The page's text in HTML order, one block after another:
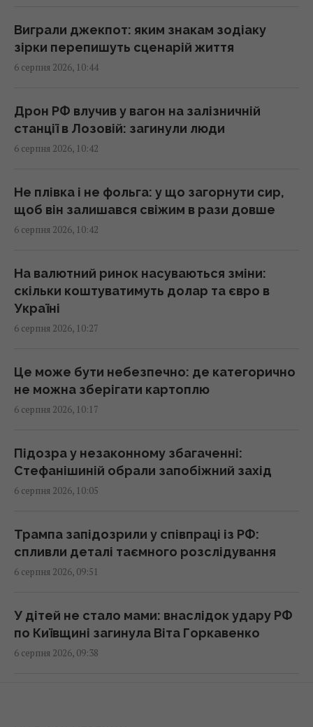
Українські дрони уразили два величезних
НПЗ в Росії: Зеленський розкрив деталі
10:42 четвер, 06 серпня 2026
Мозгова пояснила, чому не їде з України під
10:33 четвер, 06 серпня 2026
Другий урожай до холодів гарантовано:
10:30 четвер, 06 серпня 2026
У банках та обмінниках зріс євро: курс
валют на 6 серпня
Стефанішиній обрали запобіжний захід
10:21 четвер, 06 серпня 2026
Телескоп на Гаваях зафіксував нові
загадкові явища на поверхні Сонця
10:09 четвер, 06 серпня 2026
Експерт розкрив, як Україні розвʼязати
проблему нестачі ракет до Patriot
09:51 четвер, 06 серпня 2026
Найбільш стратегічна та символічна ціль: у
TWZ пояснили сенс атаки на Ан-124 у
Німеччині
Виграли джекпот: яким знакам зодіаку
зірки перепишуть сценарій життя
6 серпня 2026, 10:44
Дрон РФ влучив у вагон на залізничній
станції в Лозовій: загинули люди
6 серпня 2026, 10:42
Не плівка і не фольга: у що загорнути сир,
щоб він залишався свіжим в рази довше
6 серпня 2026, 10:42
На валютний ринок насуваються зміни:
скільки коштуватимуть долар та євро в
Україні
6 серпня 2026, 10:27
Це може бути небезпечно: де категорично
не можна зберігати картоплю
6 серпня 2026, 10:17
Підозра у незаконному збагаченні:
Стефанішиній обрали запобіжний захід
6 серпня 2026, 10:05
Трампа запідозрили у співпраці із РФ:
спливли деталі таємного розслідування
6 серпня 2026, 09:51
У дітей не стало мами: внаслідок удару РФ
по Київщині загинула Віта Горкавенко
6 серпня 2026, 09:38